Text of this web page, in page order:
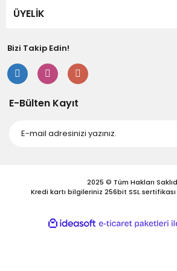
ÜYELİK
Bizi Takip Edin!
E-Bülten Kayıt
2025 © Tüm Hakları
Kredi kartı bilgileriniz 256bit SSL
ideasoft
e-